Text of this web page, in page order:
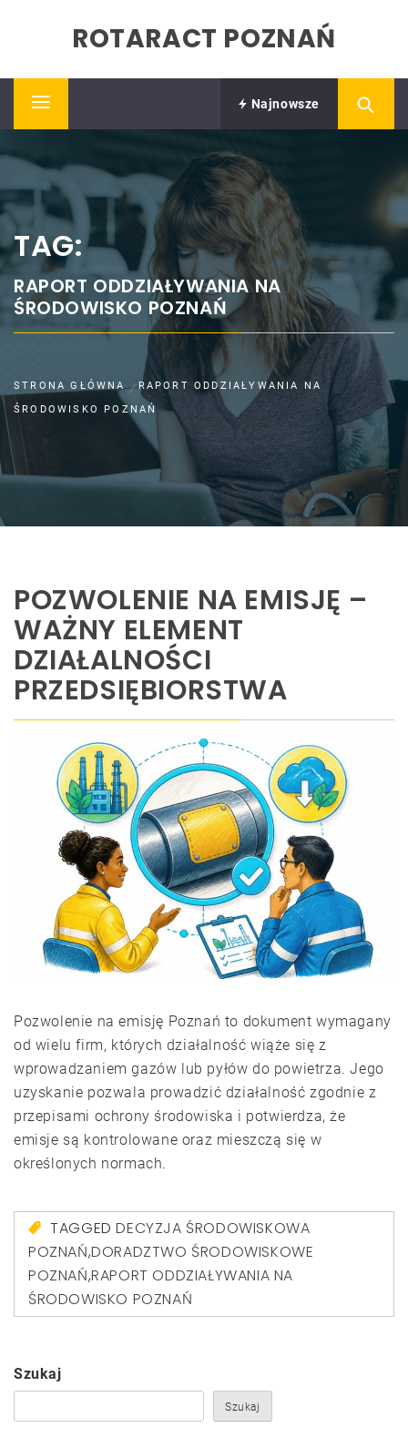
ROTARACT POZNAŃ
Primary
Najnowsze
TAG:
RAPORT ODDZIAŁYWANIA NA
ŚRODOWISKO POZNAŃ
STRONA GŁÓWNA
RAPORT ODDZIAŁYWANIA NA
ŚRODOWISKO POZNAŃ
POZWOLENIE NA EMISJĘ –
WAŻNY ELEMENT
DZIAŁALNOŚCI
PRZEDSIĘBIORSTWA
Pozwolenie na emisję Poznań to dokument wymagany
od wielu firm, których działalność wiąże się z
wprowadzaniem gazów lub pyłów do powietrza. Jego
uzyskanie pozwala prowadzić działalność zgodnie z
przepisami ochrony środowiska i potwierdza, że
emisje są kontrolowane oraz mieszczą się w
określonych normach.
TAGGEDDECYZJA ŚRODOWISKOWA
POZNAŃ,DORADZTWO ŚRODOWISKOWE
POZNAŃ,RAPORT ODDZIAŁYWANIA NA
ŚRODOWISKO POZNAŃ
Szukaj
Szukaj